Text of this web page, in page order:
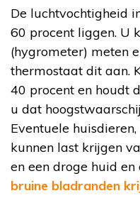
De luchtvochtigheid
60 procent liggen. U
(hygrometer) meten
thermostaat dit aan.
40 procent en houdt
u dat
Eventuele
kunnen last krijgen
en een droge huid en
bruine bladranden